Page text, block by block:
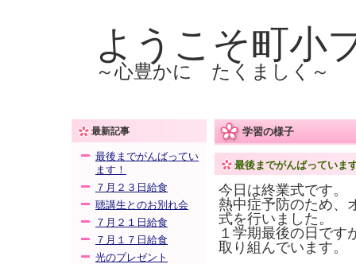
ようこそ町小
～心豊かに たくましく～
最新記事
最後までがんばってい
ます！
７月２３日給食
聴講生とのお別れ会
７月２１日給食
７月１７日給食
光のプレゼント
学習の様子
最後までがんばっていま
今日は終業式です。
熱中症予防のため、
式を行いました。
１学期最後の日です
取り組んでいます。